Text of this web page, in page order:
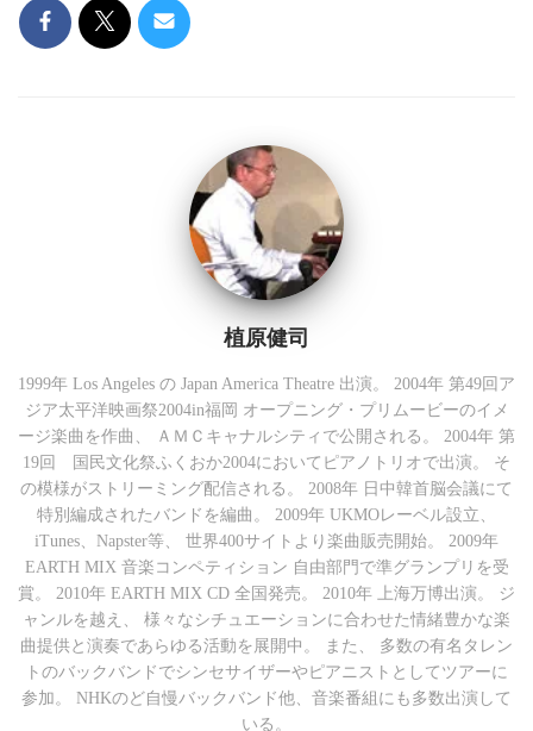
植原健司
1999年 Los Angeles の Japan America Theatre 出演。 2004年 第49回ア
ジア太平洋映画祭2004in福岡 オープニング・プリムービーのイメ
ージ楽曲を作曲、 ＡＭＣキャナルシティで公開される。 2004年 第
19回 国民文化祭ふくおか2004においてピアノトリオで出演。 そ
の模様がストリーミング配信される。 2008年 日中韓首脳会議にて
特別編成されたバンドを編曲。 2009年 UKMOレーベル設立、
iTunes、Napster等、 世界400サイトより楽曲販売開始。 2009年
EARTH MIX 音楽コンペティション 自由部門で準グランプリを受
賞。 2010年 EARTH MIX CD 全国発売。 2010年 上海万博出演。 ジ
ャンルを越え、 様々なシチュエーションに合わせた情緒豊かな楽
曲提供と演奏であらゆる活動を展開中。 また、 多数の有名タレン
トのバックバンドでシンセサイザーやピアニストとしてツアーに
参加。 NHKのど自慢バックバンド他、音楽番組にも多数出演して
いる。